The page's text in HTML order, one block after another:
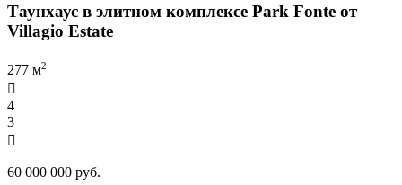
Таунхаус в элитном комплексе Park Fonte от
Villagio Estate
277 м2

4
3

60 000 000 руб.